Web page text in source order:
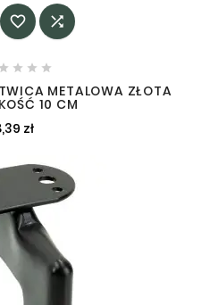
 
   
METALOWA ZŁOTA
10 CM
zł